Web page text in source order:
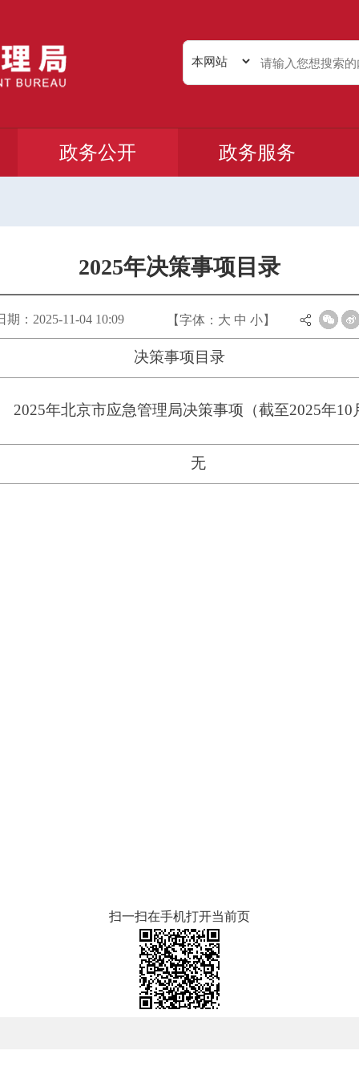
政务公开 政务服务
2025年决策事项目录
期：2025-11-04 10:09 【字体： 大 中 小】
决策事项目录
2025年北京市应急管理局决策事项（截至2025年10
无
扫一扫在手机打开当前页